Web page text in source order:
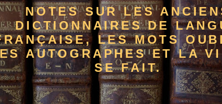
NOTES SUR LES
DICTIONNAIRES DE
LES MOTS
AUTOGRAPHES ET LA
SE FAIT.